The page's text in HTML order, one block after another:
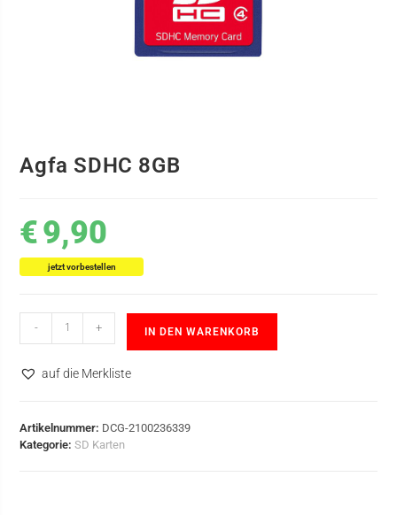
Agfa SDHC 8GB
€9,90
jetzt vorbestellen
- + IN DEN WARENKORB
auf die Merkliste
Artikelnummer: DCG-2100236339
Kategorie:SD Karten